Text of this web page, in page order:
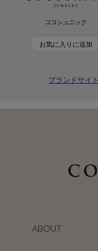
ココシュニック
お気に入りに追加
ブランドサイト
ABOUT